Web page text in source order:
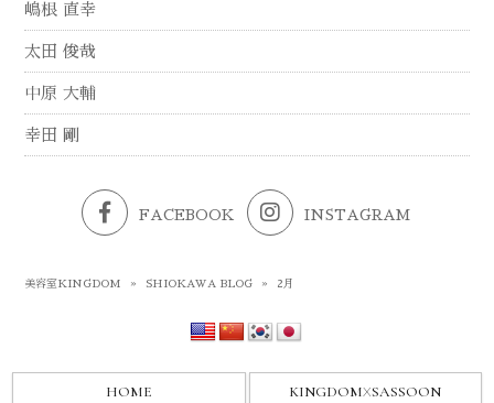
嶋根 直幸
太田 俊哉
中原 大輔
幸田 剛
FACEBOOK INSTAGRAM
美容室KINGDOM » SHIOKAWA BLOG » 2月
HOME KINGDOMXSASSOON